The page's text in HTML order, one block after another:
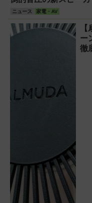
「M90」の実力とは？
ニュース 家電・AV
ー
徹